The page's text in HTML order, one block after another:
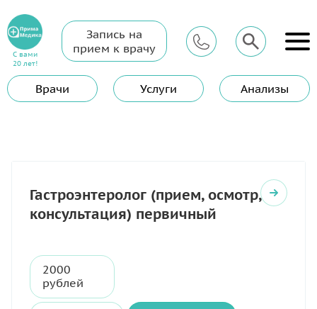
С вами
20 лет!
Запись на
прием к врачу
Врачи Услуги Анализы
Главная
Гастроэнтеролог
Гастроэнтеролог (прием, осмотр,
консультация) первичный
2000
рублей